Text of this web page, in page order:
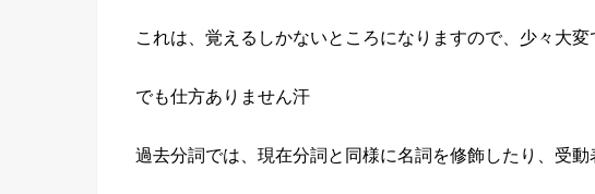
これは、覚えるしかないところになりますので、少々大変
でも仕方ありません汗
過去分詞では、現在分詞と同様に名詞を修飾したり、受動